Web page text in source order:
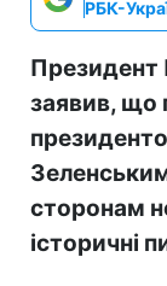
РБК-
Президент
заявив, що
сторонам
історичні